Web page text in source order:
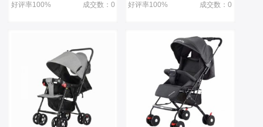
好评率100% 成交数：0 好评率100% 成交数：0